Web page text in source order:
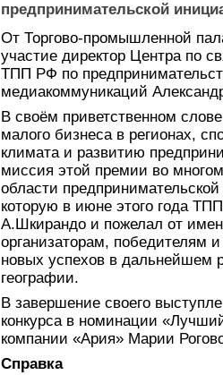
предпринимательской
От Торгово-промышленной
участие директор Центра по
ТПП РФ по
медиакоммуникаций
В своём приветственном
малого бизнеса в регионах,
климата и развитию
миссия этой премии во
области
которую в июне этого года
А.Шкирандо и пожелал от
организаторам, победителям
новых успехов в дальнейшем
географии.
В завершение своего
конкурса в номинации
компании «Ария» Марии
Справка